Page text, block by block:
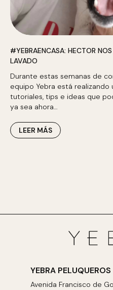
#YEBRAENCASA: HECTOR
LAVADO
Durante estas semanas de
equipo Yebra está realizando
tutoriales, tips e ideas que
ya sea ahora…
LEER MÁS
YEBRA PELUQUEROS
Avenida Francisco de